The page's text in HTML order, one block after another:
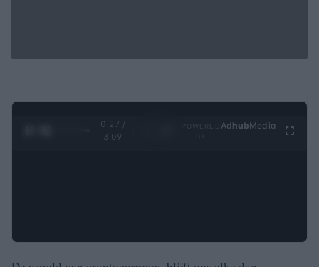
0:28 /
3:09
Ad hubMedia